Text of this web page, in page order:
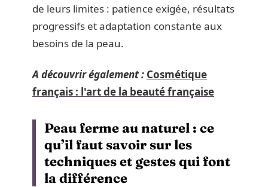
de leurs limites : patience exigée, résultats
progressifs et adaptation constante aux
besoins de la peau.
A découvrir également : Cosmétique
français : l'art de la beauté française
Peau ferme au naturel : ce
qu’il faut savoir sur les
techniques et gestes qui font
la différence